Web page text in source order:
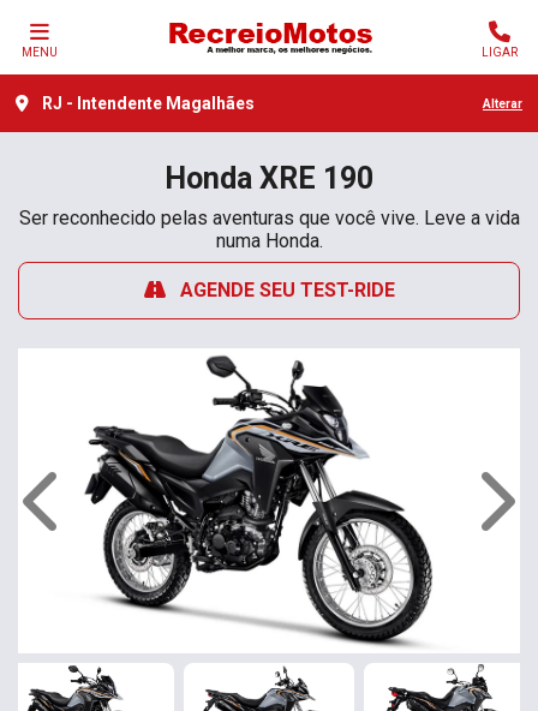
MENU LIGAR
RJ - Intendente Magalhães Alterar
Honda XRE 190
Ser reconhecido pelas aventuras que você vive. Leve a vida
numa Honda.
AGENDE SEU TEST-RIDE
Anterior